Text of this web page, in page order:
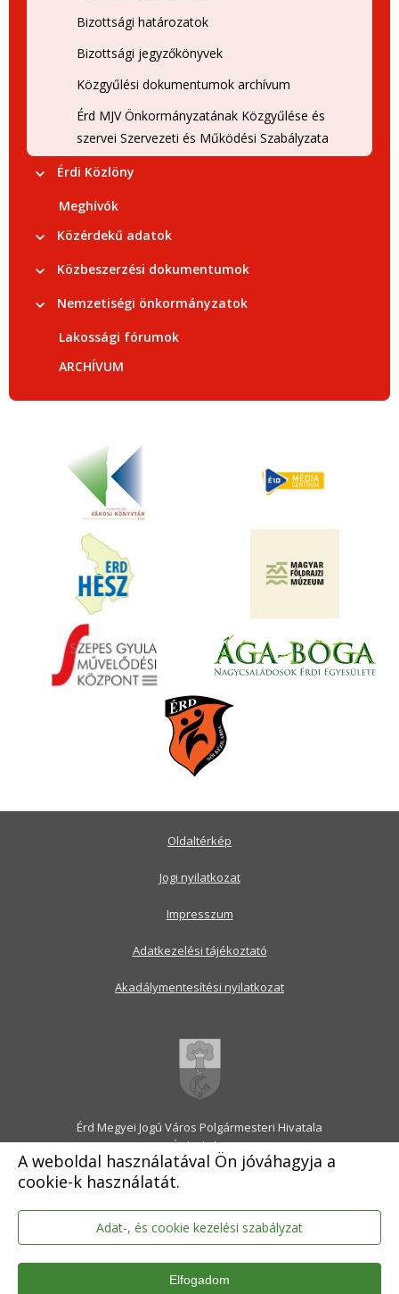
A weboldal használatával Ön jóváhagyja a
cookie-k használatát.
Adat-, és cookie kezelési szabályzat
Elfogadom
Bizottsági határozatok
Bizottsági jegyzőkönyvek
Közgyűlési dokumentumok archívum
Érd MJV Önkormányzatának Közgyűlése és
szervei Szervezeti és Működési Szabályzata
Érdi Közlöny
Meghívók
Közérdekű adatok
Közbeszerzési dokumentumok
Nemzetiségi önkormányzatok
Lakossági fórumok
ARCHÍVUM
Érd Megyei Jogú Város Polgármesteri Hivatala
2030 Érd, Alsó utca 1.
Levélcím: 2031 Érd, Pf.: 31
E-mail:onkormanyzat@erd.hu
Telefonközpont:06-23-522-300
Ügyfélszolgálat:06-23-522-301
Hivatali Kapu: ERDPH
KRID szám: 707189964
Oldaltérkép
Jogi nyilatkozat
Impresszum
Adatkezelési tájékoztató
Akadálymentesítési nyilatkozat